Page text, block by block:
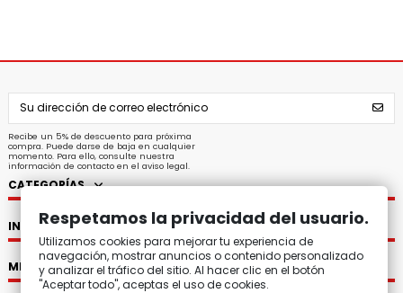
Recibe un 5% de descuento para próxima
compra. Puede darse de baja en cualquier
momento. Para ello, consulte nuestra
información de contacto en el aviso legal.
CATEGORÍAS
INFORMACIÓN
MI CUENTA
Respetamos la privacidad del usuario.
Utilizamos cookies para mejorar tu experiencia de
navegación, mostrar anuncios o contenido personalizado
y analizar el tráfico del sitio. Al hacer clic en el botón
"Aceptar todo", aceptas el uso de cookies.